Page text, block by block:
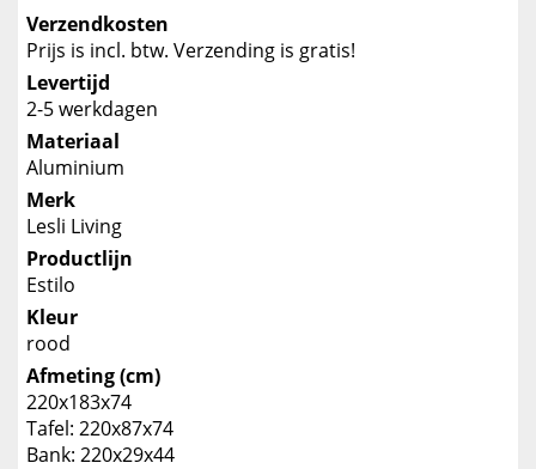
Verzendkosten
Prijs is incl. btw. Verzending is gratis!
Levertijd
2-5 werkdagen
Materiaal
Aluminium
Merk
Lesli Living
Productlijn
Estilo
Kleur
rood
Afmeting (cm)
220x183x74
Tafel: 220x87x74
Bank: 220x29x44